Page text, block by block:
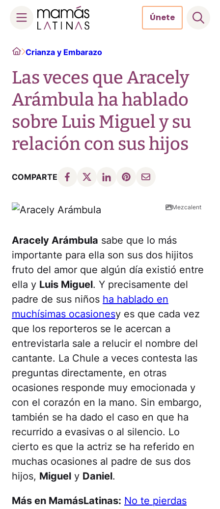
content
Únete
HomeCrianza y Embarazo
Las veces que Aracely
Arámbula ha hablado
sobre Luis Miguel y su
relación con sus hijos
COMPARTE
Mezcalent
Aracely Arámbula sabe que lo más
importante para ella son sus dos hijitos
fruto del amor que algún día existió entre
ella y Luis Miguel. Y precisamente del
padre de sus niños ha hablado en
muchísimas ocasionesy es que cada vez
que los reporteros se le acercan a
entrevistarla sale a relucir el nombre del
cantante. La Chule a veces contesta las
preguntas directamente, en otras
ocasiones responde muy emocionada y
con el corazón en la mano. Sin embargo,
también se ha dado el caso en que ha
recurrido a evasivas o al silencio. Lo
cierto es que la actriz se ha referido en
muchas ocasiones al padre de sus dos
hijos, Miguel y Daniel.
Más en MamásLatinas: No te pierdas